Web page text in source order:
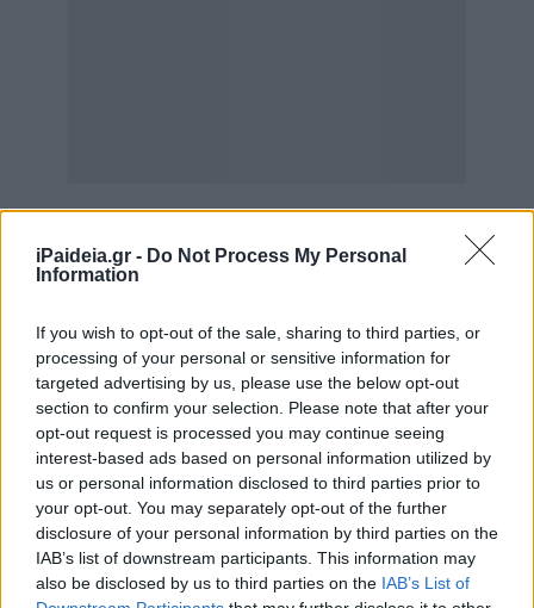
iPaideia.gr - Do Not Process My Personal
Information
If you wish to opt-out of the sale, sharing to third parties, or
processing of your personal or sensitive information for
targeted advertising by us, please use the below opt-out
section to confirm your selection. Please note that after your
opt-out request is processed you may continue seeing
interest-based ads based on personal information utilized by
us or personal information disclosed to third parties prior to
your opt-out. You may separately opt-out of the further
disclosure of your personal information by third parties on the
IAB’s list of downstream participants. This information may
also be disclosed by us to third parties on the IAB’s List of
Το ΕΤΑΑ (μη Μισθωτών) θα καταβάλει τις συντάξεις τη
Δευτέρα 26 Φεβρουαρίου 2024
Οι συντάξεις ΕΦΚΑ για όσους είναι συνταξιούχοι
(Μισθωτοί & Μη Μισθωτοί) από 1.1.2017 και έπειτα
(ν.4387/2016) θα καταβληθούν τη Δευτέρα 26
Φεβρουαρίου 2024
Οι Επικουρικές Συντάξεις του ιδιωτικού τομέα (μη
μισθωτών και μισθωτών) θα καταβληθούν τη Δευτέρα